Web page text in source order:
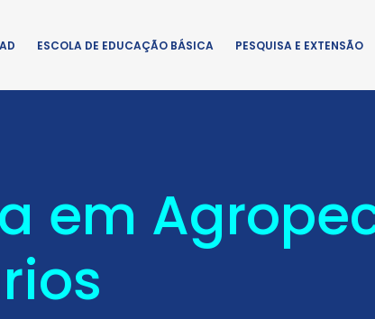
ESCOLA DE EDUCAÇÃO BÁSICA PESQUISA E EXTENSÃO
em